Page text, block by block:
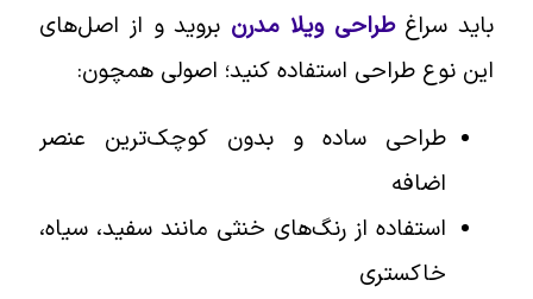
باید سراغطراحی ویلا مدرنبروید و از اصل‌های
این نوع طراحی استفاده کنید؛ اصولی همچون:
طراحی ساده و بدون کوچک‌ترین عنصر
اضافه
استفاده از رنگ‌های خنثی مانند سفید، سیاه،
خاکستری